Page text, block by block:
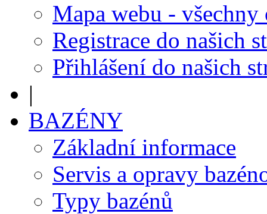
Mapa webu - všechny
Registrace do našich
Přihlášení do našich
|
BAZÉNY
Základní informace
Servis a opravy
Typy bazénů